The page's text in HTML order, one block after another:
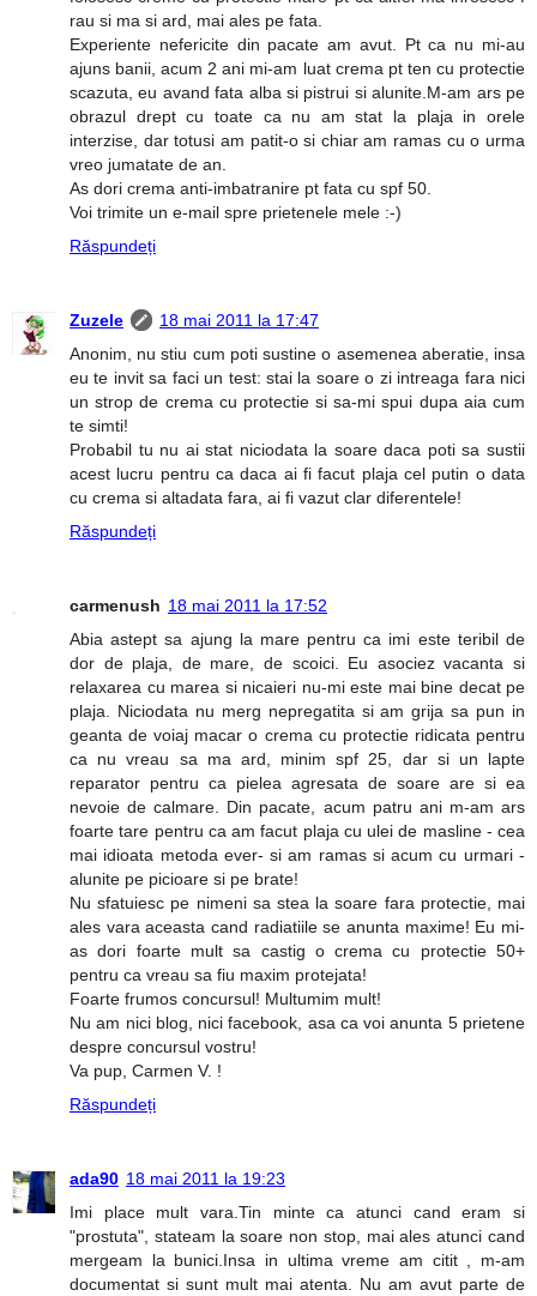
rau si ma si ard, mai ales pe fata.
Experiente nefericite din pacate am avut. Pt ca nu mi-au
ajuns banii, acum 2 ani mi-am luat crema pt ten cu protectie
scazuta, eu avand fata alba si pistrui si alunite.M-am ars pe
obrazul drept cu toate ca nu am stat la plaja in orele
interzise, dar totusi am patit-o si chiar am ramas cu o urma
vreo jumatate de an.
As dori crema anti-imbatranire pt fata cu spf 50.
Voi trimite un e-mail spre prietenele mele :-)
Răspundeți
Zuzele
18 mai 2011 la 17:47
Anonim, nu stiu cum poti sustine o asemenea aberatie, insa
eu te invit sa faci un test: stai la soare o zi intreaga fara nici
un strop de crema cu protectie si sa-mi spui dupa aia cum
te simti!
Probabil tu nu ai stat niciodata la soare daca poti sa sustii
acest lucru pentru ca daca ai fi facut plaja cel putin o data
cu crema si altadata fara, ai fi vazut clar diferentele!
Răspundeți
carmenush 18 mai 2011 la 17:52
Abia astept sa ajung la mare pentru ca imi este teribil de
dor de plaja, de mare, de scoici. Eu asociez vacanta si
relaxarea cu marea si nicaieri nu-mi este mai bine decat pe
plaja. Niciodata nu merg nepregatita si am grija sa pun in
geanta de voiaj macar o crema cu protectie ridicata pentru
ca nu vreau sa ma ard, minim spf 25, dar si un lapte
reparator pentru ca pielea agresata de soare are si ea
nevoie de calmare. Din pacate, acum patru ani m-am ars
foarte tare pentru ca am facut plaja cu ulei de masline - cea
mai idioata metoda ever- si am ramas si acum cu urmari -
alunite pe picioare si pe brate!
Nu sfatuiesc pe nimeni sa stea la soare fara protectie, mai
ales vara aceasta cand radiatiile se anunta maxime! Eu mi-
as dori foarte mult sa castig o crema cu protectie 50+
pentru ca vreau sa fiu maxim protejata!
Foarte frumos concursul! Multumim mult!
Nu am nici blog, nici facebook, asa ca voi anunta 5 prietene
despre concursul vostru!
Va pup, Carmen V. !
Răspundeți
ada90 18 mai 2011 la 19:23
Imi place mult vara.Tin minte ca atunci cand eram si
"prostuta", stateam la soare non stop, mai ales atunci cand
mergeam la bunici.Insa in ultima vreme am citit , m-am
documentat si sunt mult mai atenta. Nu am avut parte de